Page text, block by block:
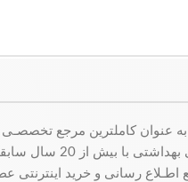
به عنوان کاملترین مرجع تخصصـی
ادکلن و آرایشی
رسانی و خرید اینترنتی